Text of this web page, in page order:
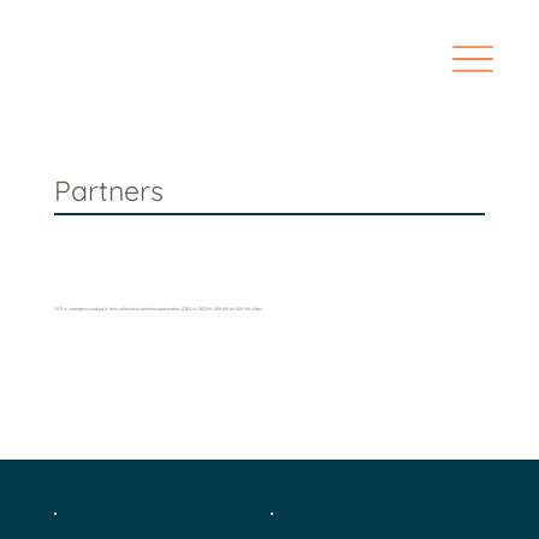
Partners
NCP is vertegenwoordigd in drie collectieve beheersorganisaties (CBO’s): StOPnl, SEKAM en SEKAM Video.